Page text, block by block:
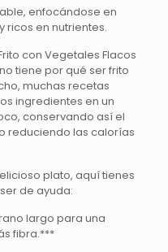
enfocándose en
ricos en nutrientes.
con Vegetales Flacos
tiene por qué ser frito
muchas recetas
ingredientes en un
conservando así el
reduciendo las calorías
plato, aquí tienes
de ayuda:
largo para una
fibra.***